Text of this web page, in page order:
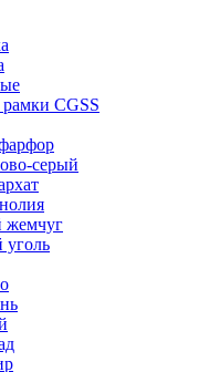
CGSS
серый
жемчуг